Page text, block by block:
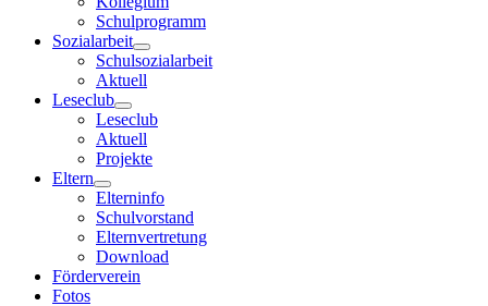
Schulprogramm
Sozialarbeit
Schulsozialarbeit
Aktuell
Leseclub
Leseclub
Aktuell
Projekte
Eltern
Elterninfo
Schulvorstand
Elternvertretung
Download
Förderverein
Fotos